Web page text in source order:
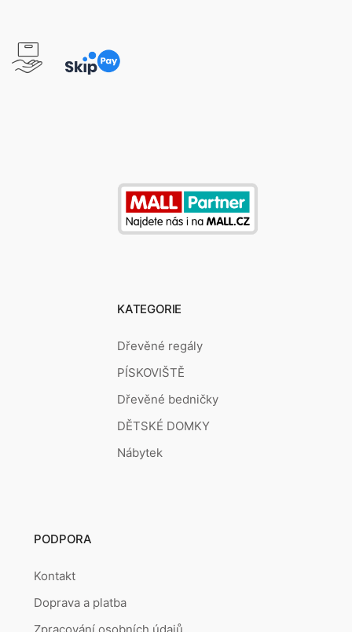
KATEGORIE
Dřevěné regály
PÍSKOVIŠTĚ
Dřevěné bedničky
DĚTSKÉ DOMKY
Nábytek
PODPORA
Kontakt
Doprava a platba
Zpracování osobních údajů